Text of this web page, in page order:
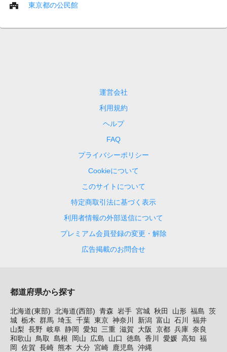
東京都の公民館
運営会社
利用規約
ヘルプ
FAQ
プライバシーポリシー
Cookieについて
このサイトについて
特定商取引法に基づく表示
利用者情報の外部送信について
プレミアム会員登録の変更・解除
広告掲載のお問合せ
都道府県から探す
北海道(東部) 北海道(西部) 青森 岩手 宮城 秋田 山形 福島 茨
城 栃木 群馬 埼玉 千葉 東京 神奈川 新潟 富山 石川
福井
山梨 長野 岐阜 静岡 愛知 三重 滋賀 大阪 京都 兵庫 奈良
和歌山
鳥取 島根 岡山 広島 山口 徳島 香川 愛媛 高知 福
岡
佐賀 長崎 熊本 大分 宮崎 鹿児島 沖縄